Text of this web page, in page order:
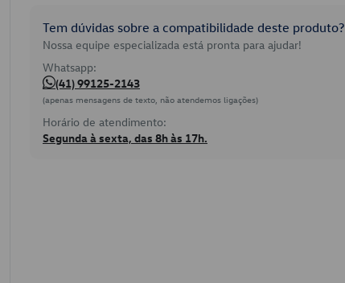
Tem dúvidas sobre a compatibilidade deste produto?
Nossa equipe especializada está pronta para ajudar!
Whatsapp:
(41) 99125-2143
(apenas mensagens de texto, não atendemos ligações)
Horário de atendimento:
Segunda à sexta, das 8h às 17h.